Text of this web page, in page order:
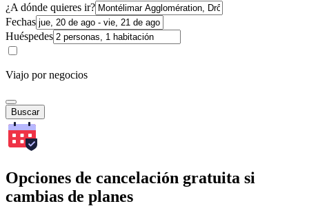
¿A dónde quieres ir?
Fechas
Huéspedes
Viajo por negocios
Buscar
Opciones de cancelación gratuita si
cambias de planes